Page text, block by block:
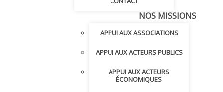
NOS MISSIONS
APPUI AUX ASSOCIATIONS
APPUI AUX ACTEURS PUBLICS
APPUI AUX ACTEURS
ÉCONOMIQUES